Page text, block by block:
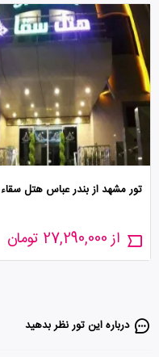
تور مشهد از بندر عباس هتل سقاء
از 27,290,000 تومان
درباره این تور‌ نظر بدهید